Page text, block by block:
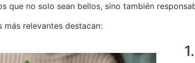
que no solo sean bellos, sino también
más relevantes destacan: